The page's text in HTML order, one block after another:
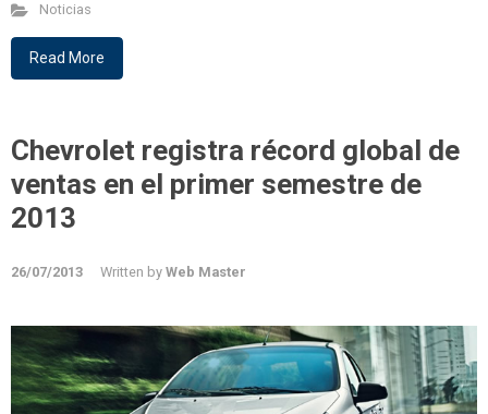
Noticias
Read More
Chevrolet registra récord global de
ventas en el primer semestre de
2013
26/07/2013 Written by Web Master